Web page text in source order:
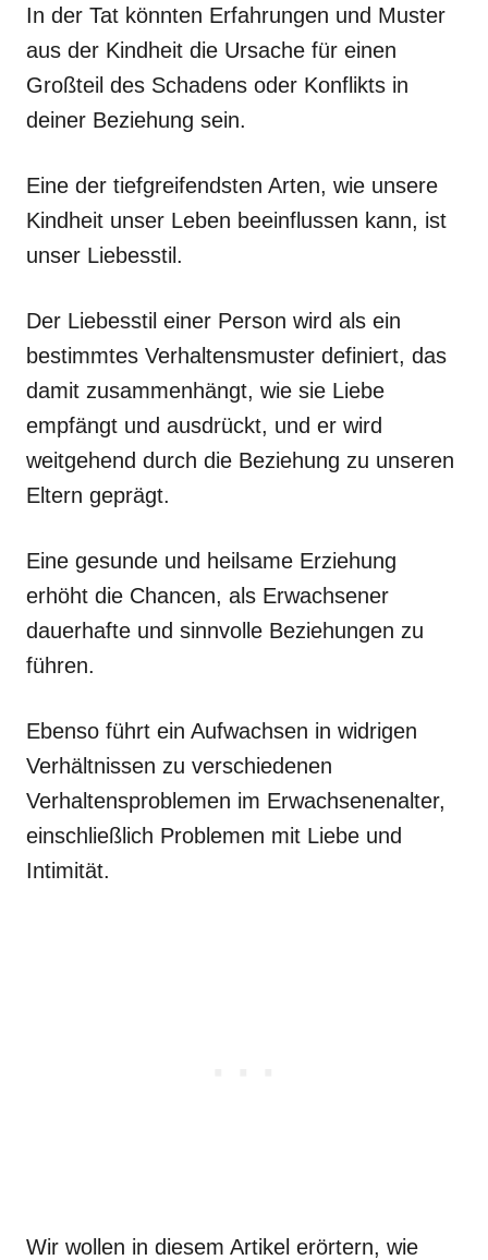
In der Tat könnten Erfahrungen und Muster
aus der Kindheit die Ursache für einen
Großteil des Schadens oder Konflikts in
deiner Beziehung sein.
Eine der tiefgreifendsten Arten, wie unsere
Kindheit unser Leben beeinflussen kann, ist
unser Liebesstil.
Der Liebesstil einer Person wird als ein
bestimmtes Verhaltensmuster definiert, das
damit zusammenhängt, wie sie Liebe
empfängt und ausdrückt, und er wird
weitgehend durch die Beziehung zu unseren
Eltern geprägt.
Eine gesunde und heilsame Erziehung
erhöht die Chancen, als Erwachsener
dauerhafte und sinnvolle Beziehungen zu
führen.
Ebenso führt ein Aufwachsen in widrigen
Verhältnissen zu verschiedenen
Verhaltensproblemen im Erwachsenenalter,
einschließlich Problemen mit Liebe und
Intimität.
Wir wollen in diesem Artikel erörtern, wie